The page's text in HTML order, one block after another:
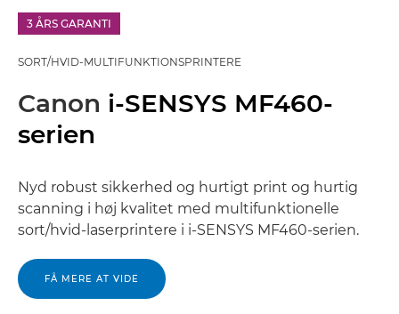
3 ÅRS GARANTI
SORT/HVID-MULTIFUNKTIONSPRINTERE
Canon i-SENSYS MF460-
serien
Nyd robust sikkerhed og hurtigt print og hurtig
scanning i høj kvalitet med multifunktionelle
sort/hvid-laserprintere i i-SENSYS MF460-serien.
FÅ MERE AT VIDE